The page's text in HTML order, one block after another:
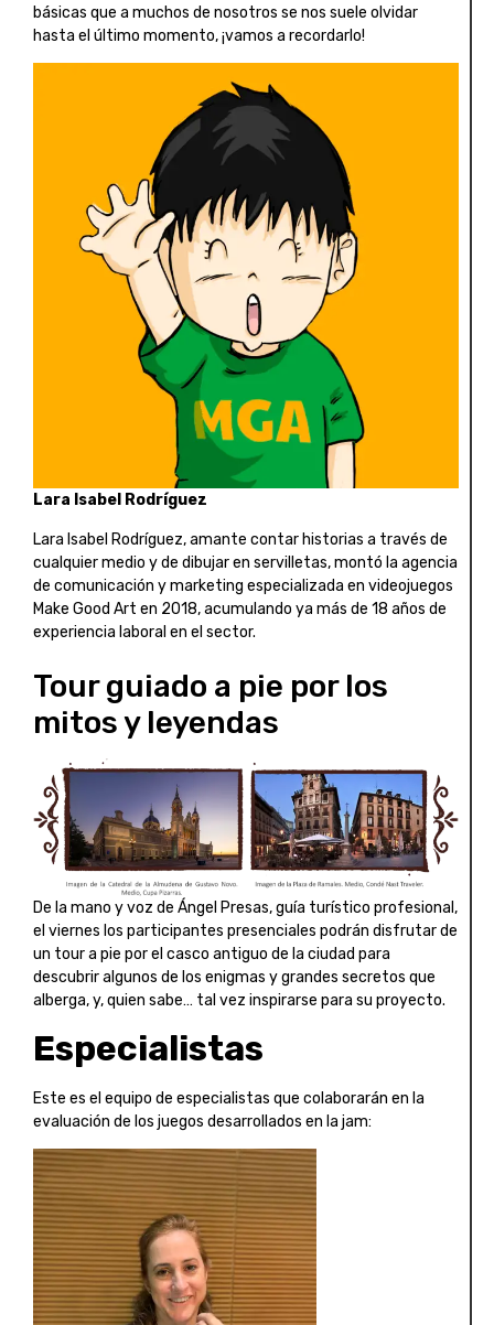
básicas que a muchos de nosotros se nos suele olvidar
hasta el último momento, ¡vamos a recordarlo!
Lara Isabel Rodríguez
Lara Isabel Rodríguez, amante contar historias a través de
cualquier medio y de dibujar en servilletas, montó la agencia
de comunicación y marketing especializada en videojuegos
Make Good Art en 2018, acumulando ya más de 18 años de
experiencia laboral en el sector.
Tour guiado a pie por los
mitos y leyendas
De la mano y voz de Ángel Presas, guía turístico profesional,
el viernes los participantes presenciales podrán disfrutar de
un tour a pie por el casco antiguo de la ciudad para
descubrir algunos de los enigmas y grandes secretos que
alberga, y, quien sabe… tal vez inspirarse para su proyecto.
Especialistas
Este es el equipo de especialistas que colaborarán en la
evaluación de los juegos desarrollados en la jam: